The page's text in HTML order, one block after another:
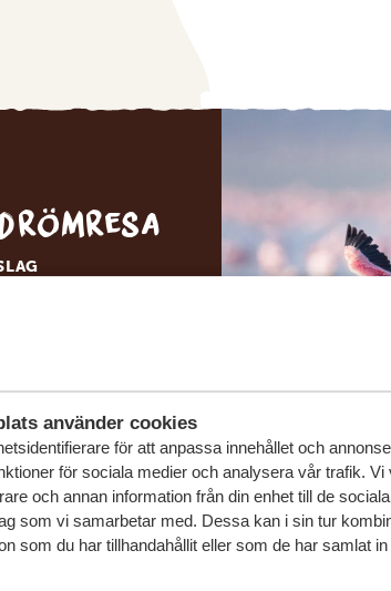
använder cookies
för att anpassa innehållet och
för sociala medier och analysera vår trafik. Vi
och annan information från din enhet till de
som vi samarbetar med. Dessa kan i sin tur
som du har tillhandahållit eller som de har samlat